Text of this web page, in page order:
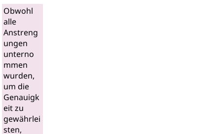
Obwohl
alle
Anstreng
ungen
unterno
mmen
wurden,
um die
Genauigk
eit zu
gewährlei
sten,